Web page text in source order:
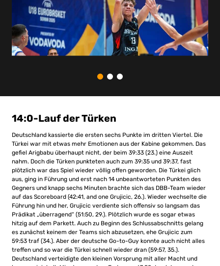
14:0-Lauf der Türken
Deutschland kassierte die ersten sechs Punkte im dritten Viertel. Die
Türkei war mit etwas mehr Emotionen aus der Kabine gekommen. Das
gefiel Arigbabu überhaupt nicht, der beim 39:33 (23.) eine Auszeit
nahm. Doch die Türken punkteten auch zum 39:35 und 39:37, fast
plötzlich war das Spiel wieder völlig offen geworden. Die Türkei glich
aus, ging in Führung und erst nach 14 unbeantworteten Punkten des
Gegners und knapp sechs Minuten brachte sich das DBB-Team wieder
auf das Scoreboard (42:41, and one Grujicic, 26.). Wieder wechselte die
Führung hin und her, Grujicic verdiente sich offensiv so langsam das
Prädikat „überragend“ (51:50, 29.). Plötzlich wurde es sogar etwas
hitzig auf dem Parkett. Auch zu Beginn des Schlussabschnitts gelang
es zunächst keinem der Teams sich abzusetzen, ehe Grujicic zum
59:53 traf (34.). Aber der deutsche Go-to-Guy konnte auch nicht alles
treffen und so war die Türkei schnell wieder dran (59:57, 35.).
Deutschland verteidigte den kleinen Vorsprung mit aller Macht und